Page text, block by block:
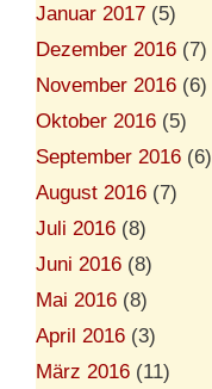
Januar 2017 (5)
Dezember 2016 (7)
November 2016 (6)
Oktober 2016 (5)
September 2016 (6)
August 2016 (7)
Juli 2016 (8)
Juni 2016 (8)
Mai 2016 (8)
April 2016 (3)
März 2016 (11)